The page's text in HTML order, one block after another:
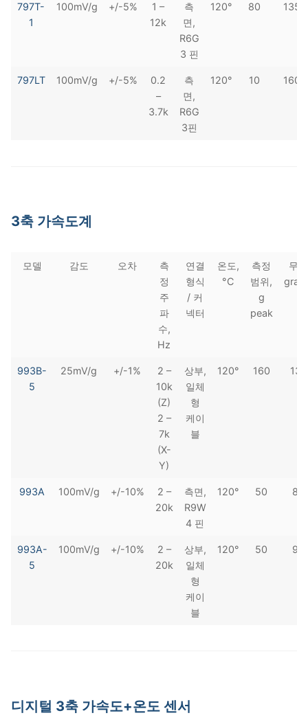
797T-
1
100mV/g +/-5%
1 –
12k
측
면,
R6G
3 핀
120° 80 135
797LT 100mV/g +/-5%
0.2
–
3.7k
측
면,
R6G
3핀
120° 10 160
3축 가속도계
모델 감도 오차
측
정
주
파
수,
Hz
연결
형식
/ 커
넥터
온도,
°C
측정
범위,
g
peak
무게
993B-
5
25mV/g +/-1%
2 –
10k
(Z)
2 –
7k
(X-
Y)
상부,
일체
형
케이
블
120° 160 134
993A 100mV/g +/-10%
2 –
20k
측면,
R9W
4 핀
120° 50 88
993A-
5
100mV/g +/-10%
2 –
20k
상부,
일체
형
케이
블
120° 50 90
디지털 3축 가속도+온도 센서